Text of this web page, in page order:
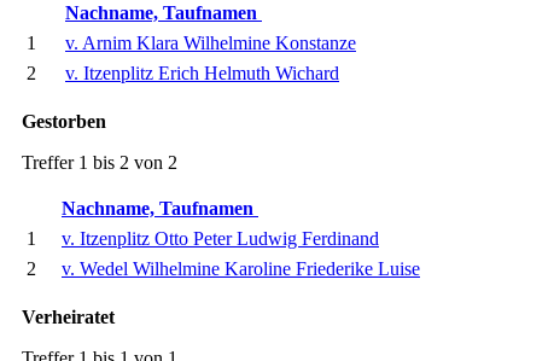
Nachname, Taufnamen
1
v. Arnim Klara Wilhelmine Konstanze
2
v. Itzenplitz Erich Helmuth Wichard
Gestorben
Treffer 1 bis 2 von 2
Nachname, Taufnamen
1
v. Itzenplitz Otto Peter Ludwig Ferdinand
2
v. Wedel Wilhelmine Karoline Friederike Luise
Verheiratet